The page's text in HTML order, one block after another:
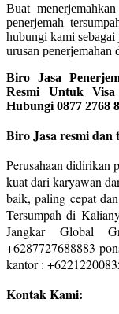
Buat
penerjemah
hubungi kami sebagai
urusan penerjemahan
Biro Jasa
Resmi Untuk
Hubungi 0877 2768
Biro Jasa resmi dan
Perusahaan didirikan
kuat dari karyawan
baik, paling cepat
Tersumpah di
Jangkar Global
+6287727688883
kantor :
Kontak Kami: